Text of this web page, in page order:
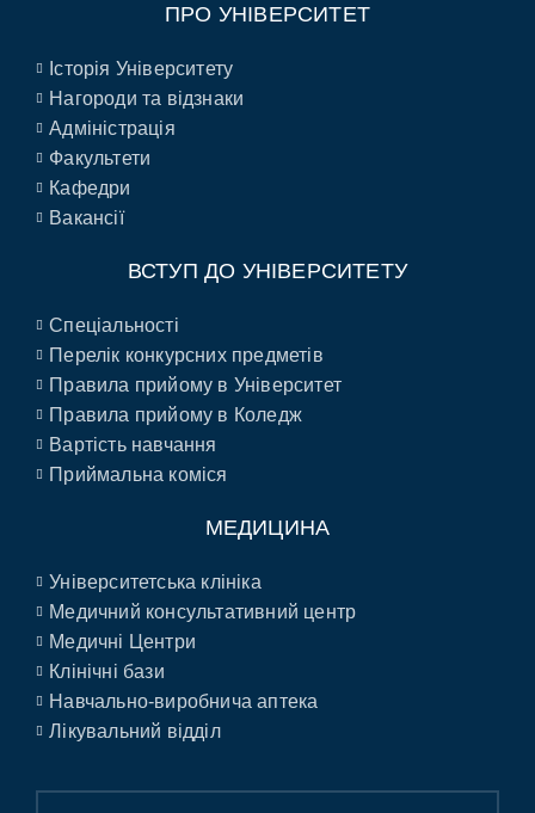
ПРО УНІВЕРСИТЕТ
Історія Університету
Нагороди та відзнаки
Адміністрація
Факультети
Кафедри
Вакансії
ВСТУП ДО УНІВЕРСИТЕТУ
Спеціальності
Перелік конкурсних предметів
Правила прийому в Університет
Правила прийому в Коледж
Вартість навчання
Приймальна коміся
МЕДИЦИНА
Університетська клініка
Медичний консультативний центр
Медичні Центри
Клінічні бази
Навчально-виробнича аптека
Лікувальний відділ